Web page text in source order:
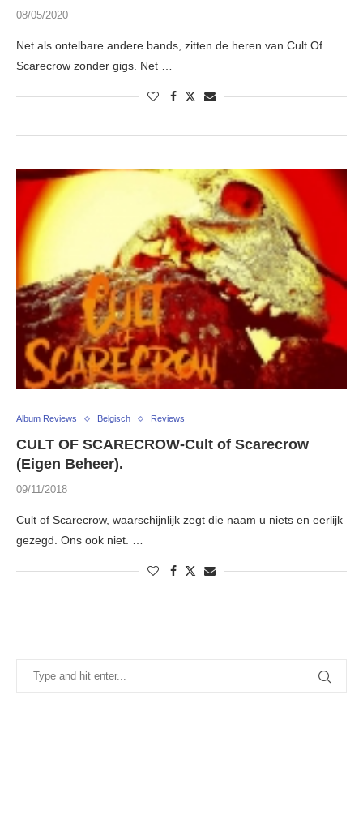
08/05/2020
Net als ontelbare andere bands, zitten de heren van Cult Of
Scarecrow zonder gigs. Net …
Album Reviews Belgisch Reviews
CULT OF SCARECROW-Cult of Scarecrow
(Eigen Beheer).
09/11/2018
Cult of Scarecrow, waarschijnlijk zegt die naam u niets en eerlijk
gezegd. Ons ook niet. …